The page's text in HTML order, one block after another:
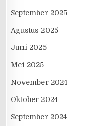
September 2025
Agustus 2025
Juni 2025
Mei 2025
November 2024
Oktober 2024
September 2024